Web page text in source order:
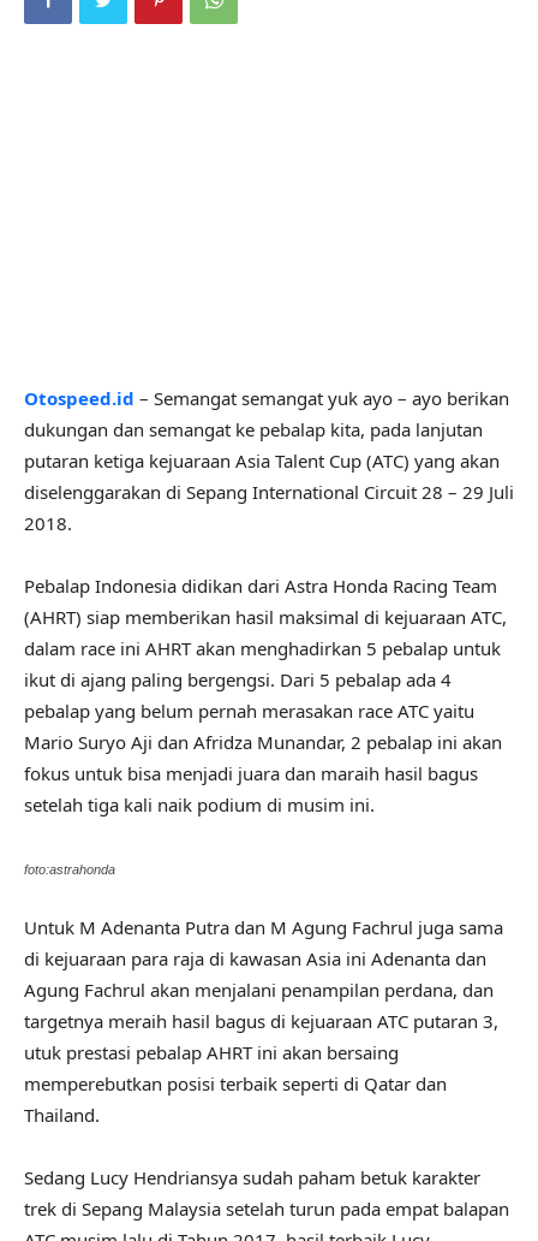
Otospeed.id – Semangat semangat yuk ayo – ayo berikan
dukungan dan semangat ke pebalap kita, pada lanjutan
putaran ketiga kejuaraan Asia Talent Cup (ATC) yang akan
diselenggarakan di Sepang International Circuit 28 – 29 Juli
2018.
Pebalap Indonesia didikan dari Astra Honda Racing Team
(AHRT) siap memberikan hasil maksimal di kejuaraan ATC,
dalam race ini AHRT akan menghadirkan 5 pebalap untuk
ikut di ajang paling bergengsi. Dari 5 pebalap ada 4
pebalap yang belum pernah merasakan race ATC yaitu
Mario Suryo Aji dan Afridza Munandar, 2 pebalap ini akan
fokus untuk bisa menjadi juara dan maraih hasil bagus
setelah tiga kali naik podium di musim ini.
foto:astrahonda
Untuk M Adenanta Putra dan M Agung Fachrul juga sama
di kejuaraan para raja di kawasan Asia ini Adenanta dan
Agung Fachrul akan menjalani penampilan perdana, dan
targetnya meraih hasil bagus di kejuaraan ATC putaran 3,
utuk prestasi pebalap AHRT ini akan bersaing
memperebutkan posisi terbaik seperti di Qatar dan
Thailand.
Sedang Lucy Hendriansya sudah paham betuk karakter
trek di Sepang Malaysia setelah turun pada empat balapan